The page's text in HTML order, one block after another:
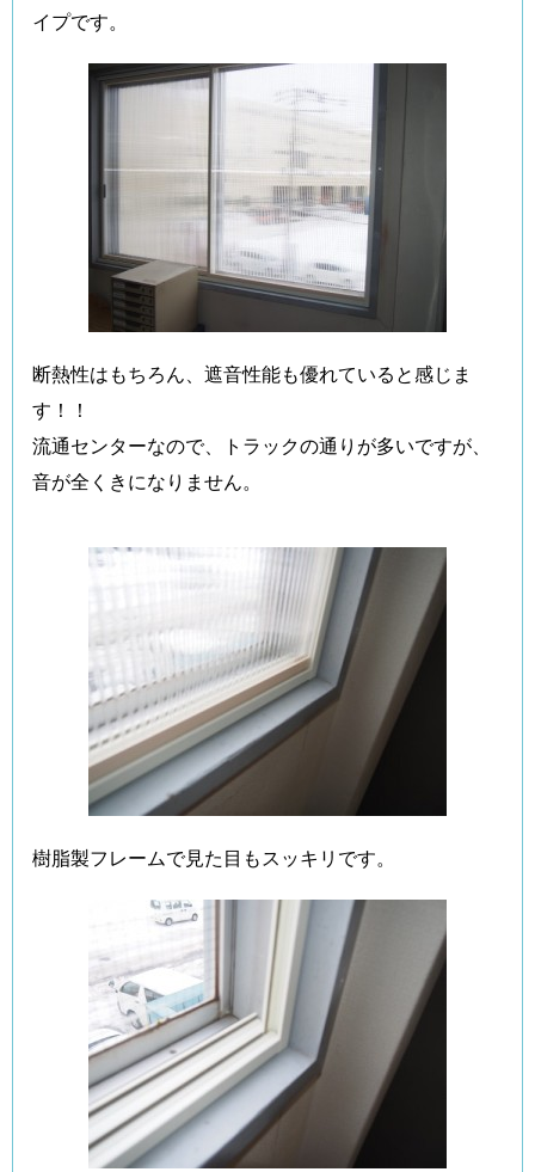
イプです。
断熱性はもちろん、遮音性能も優れていると感じま
す！！
流通センターなので、トラックの通りが多いですが、
音が全くきになりません。
樹脂製フレームで見た目もスッキリです。